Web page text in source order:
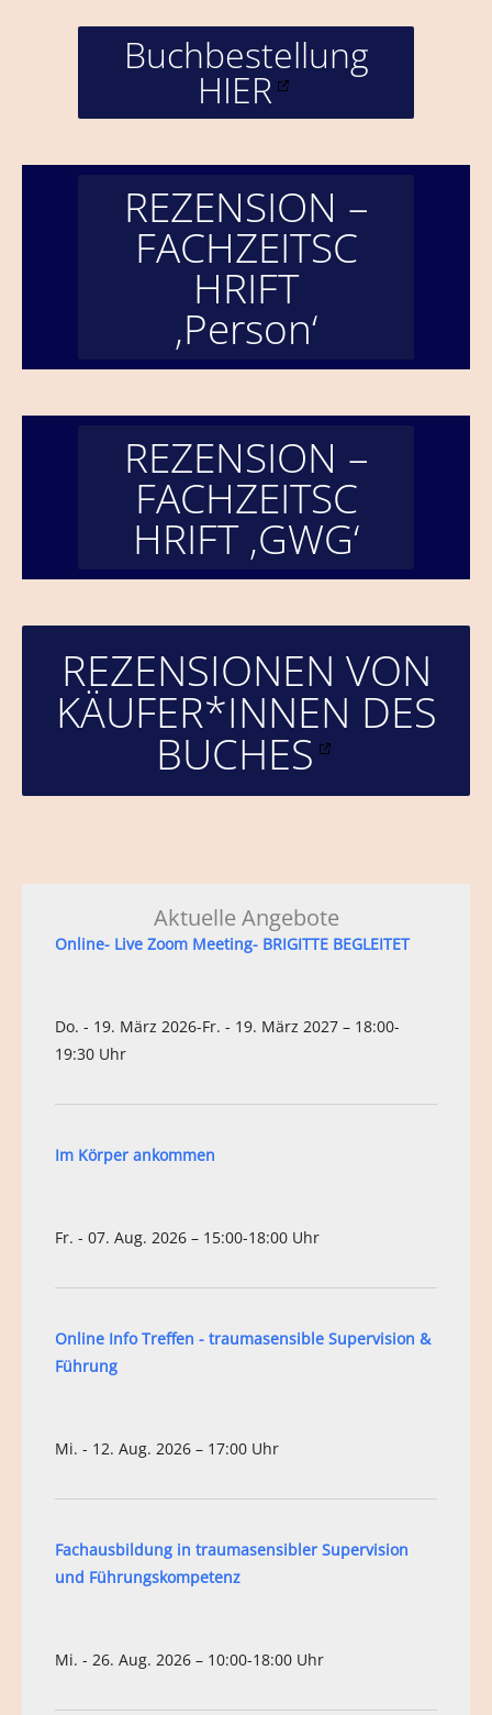
Buchbestellung
HIER
REZENSION –
FACHZEITSC
HRIFT
‚Person‘
REZENSION –
FACHZEITSC
HRIFT ‚GWG‘
REZENSIONEN VON
KÄUFER*INNEN DES
BUCHES
Aktuelle Angebote
Online- Live Zoom Meeting- BRIGITTE BEGLEITET
Do. - 19. März 2026-Fr. - 19. März 2027 – 18:00-
19:30 Uhr
Im Körper ankommen
Fr. - 07. Aug. 2026 – 15:00-18:00 Uhr
Online Info Treffen - traumasensible Supervision &
Führung
Mi. - 12. Aug. 2026 – 17:00 Uhr
Fachausbildung in traumasensibler Supervision
und Führungskompetenz
Mi. - 26. Aug. 2026 – 10:00-18:00 Uhr